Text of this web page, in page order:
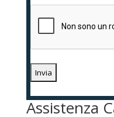
Assistenza